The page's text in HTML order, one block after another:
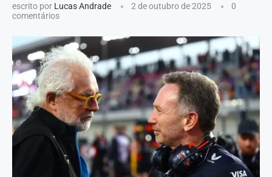
escrito por Lucas Andrade 2 de outubro de 2025
0
comentários